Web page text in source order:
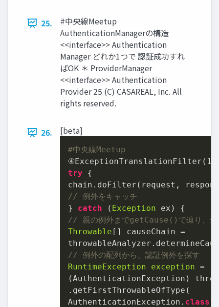
25.
#中央線Meetup
AuthenticationManagerの構造
<<interface>> Authentication
Manager どれか1つで 認証成功すれ
ばOK ＊ ProviderManager
<<interface>> Authentication
Provider 25 (C) CASAREAL, Inc. All
rights reserved.
26. [beta]
#中央線Meetup
④ExceptionTranslationFilter( 1
try {
// 例外をキャッチ
} catch ( Exception
// 親の例外までgetCause()で辿り、全
Throwable [] causeChain =
// 例外の配列から、認証例外を探す
RuntimeException
exception =
(AuthenticationException)
.getFirstThrowableOfType(
AuthenticationException. class